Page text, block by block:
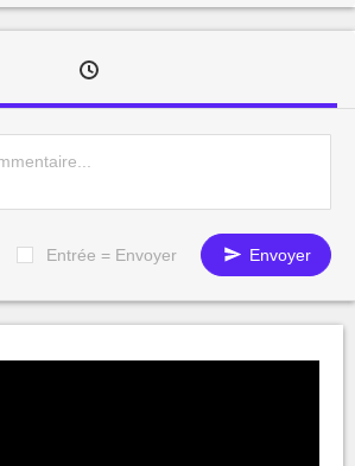
Entrée = Envoyer Envoyer